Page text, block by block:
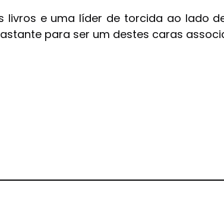
e uma líder de torcida ao lado
para ser um destes caras